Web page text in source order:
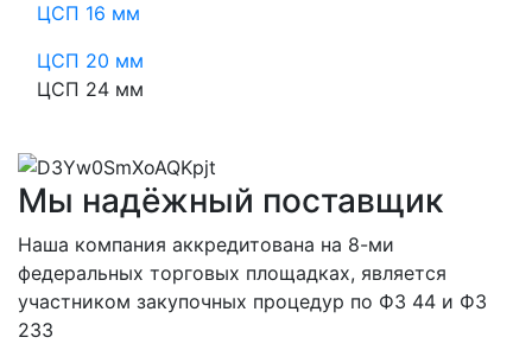
ЦСП 16 мм
ЦСП 20 мм
ЦСП 24 мм
Мы надёжный поставщик
Наша компания аккредитована на 8-ми
федеральных торговых площадках, является
участником закупочных процедур по ФЗ 44 и ФЗ
233